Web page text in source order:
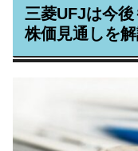
三菱UFJは今
株価見通しを解